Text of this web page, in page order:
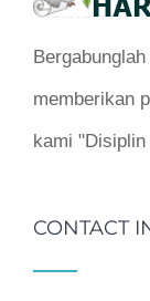
memberikan
kami
CONTACT